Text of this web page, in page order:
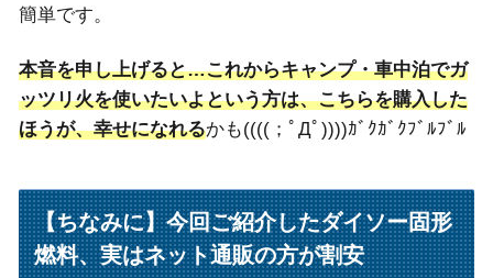
簡単です。
本音を申し上げると…これからキャンプ・車中泊でガ
ッツリ火を使いたいよという方は、こちらを購入した
ほうが、幸せになれるかも((((；ﾟДﾟ))))ｶﾞｸｶﾞｸﾌﾞﾙﾌﾞﾙ
【ちなみに】今回ご紹介したダイソー固形
燃料、実はネット通販の方が割安